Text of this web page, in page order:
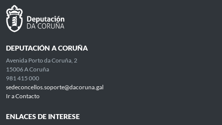
DEPUTACIÓN A CORUÑA
Avenida Porto da Coruña, 2
15006 A Coruña
981 415 000
sedeconcellos.soporte@dacoruna.gal
Ir a Contacto
ENLACES DE INTERESE